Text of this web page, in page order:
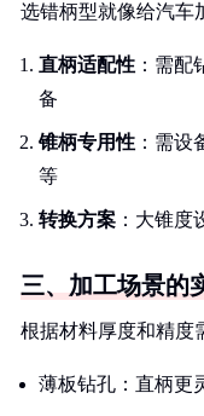
选错柄型就像给汽车
直柄适配性 ：需
备
锥柄专用性 ：需
等
转换方案 ：大锥
三、加工场景的
根据材料厚度和精度
薄板钻孔：直柄更